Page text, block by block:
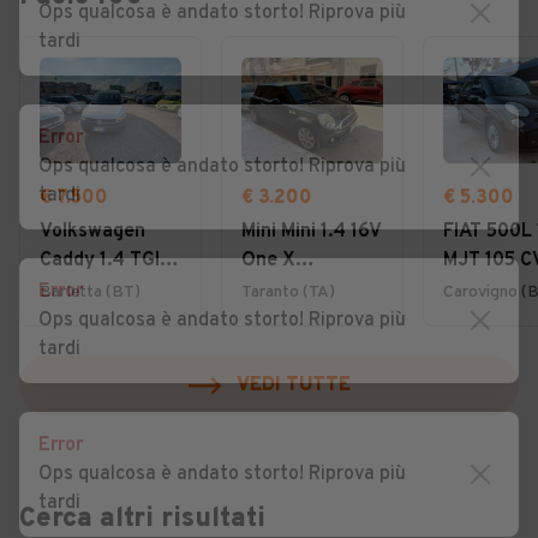
€ 7.500
Volkswagen
Caddy 1.4 TGI
Trendline
Barletta (BT)
€ 3.200
Mini Mini 1.4 16V
One X
NEOPATENTATI
Taranto (TA)
€ 5.300
FIAT 500L
MJT 105
Lounge
Carovigno
VEDI TUTTE
Cerca altri risultati
Ops qualcosa è andato storto! Riprova più
tardi
Error
Ops qualcosa è andato storto! Riprova più
tardi
Error
Ops qualcosa è andato storto! Riprova più
tardi
Error
Ops qualcosa è andato storto! Riprova più
tardi